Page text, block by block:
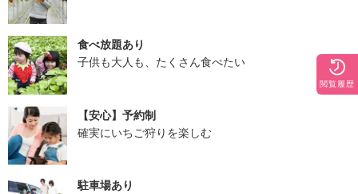
食べ放題あり
子供も大人も、たくさん食べたい
【安心】予約制
確実にいちご狩りを楽しむ
駐車場あり
閲覧履歴